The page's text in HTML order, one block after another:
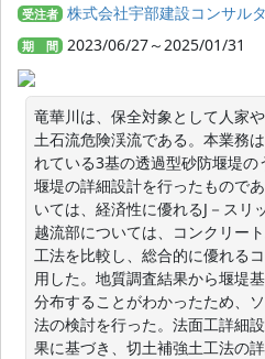
受注者 株式会社宇部建設コンサル
期 間 2023/06/27～2025/01/31
竜華川は、保全対象として人家
土石流危険渓流である。本業務
れている3基の透過型砂防堰堤
堰堤の詳細設計を行ったもので
いては、経済性に優れるJ－スリ
越流部については、コンクリー
工法を比較し、総合的に優れる
用した。地質調査結果から堰堤
分布することがわかったため、
法の検討を行った。法面工詳細
果に基づき、切土補強土工法の詳